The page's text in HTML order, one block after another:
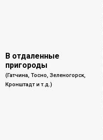
В отдаленные
пригороды
(Гатчина, Тосно, Зеленогорск,
Кронштадт и т.д.)